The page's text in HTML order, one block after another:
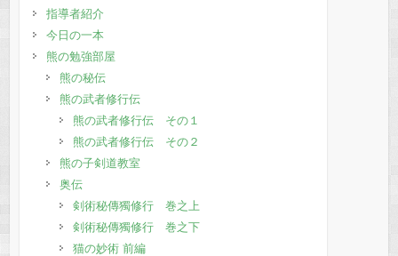
指導者紹介
今日の一本
熊の勉強部屋
熊の秘伝
熊の武者修行伝
熊の武者修行伝 その１
熊の武者修行伝 その２
熊の子剣道教室
奥伝
剣術秘傳獨修行 巻之上
剣術秘傳獨修行 巻之下
猫の妙術 前編